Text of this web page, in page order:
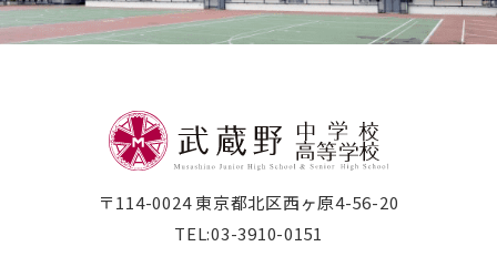
〒114-0024 東京都北区西ヶ原4-56-20
TEL:03-3910-0151